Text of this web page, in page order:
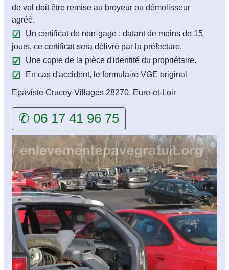
de vol doit être remise au broyeur ou démolisseur
agréé.
Un certificat de non-gage : datant de moins de 15
jours, ce certificat sera délivré par la préfecture.
Une copie de la pièce d'identité du propriétaire.
En cas d'accident, le formulaire VGE original
Epaviste Crucey-Villages 28270, Eure-et-Loir
✆ 06 17 41 96 75